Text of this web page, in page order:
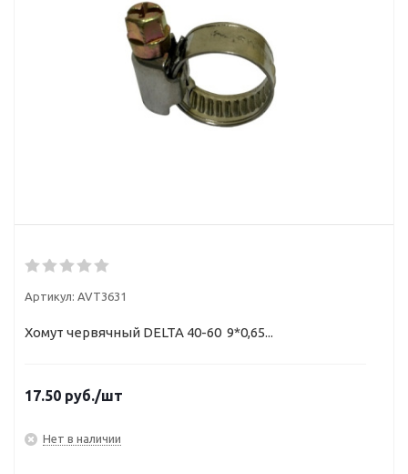
Артикул: AVT3631
Хомут червячный DELTA 40-60 9*0,65...
17.50 руб./шт
Нет в наличии